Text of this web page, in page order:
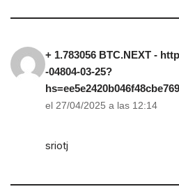
+ 1.783056 BTC.NEXT -
-04804-03-25?
el 27/04/2025 a las 12:14
sriotj